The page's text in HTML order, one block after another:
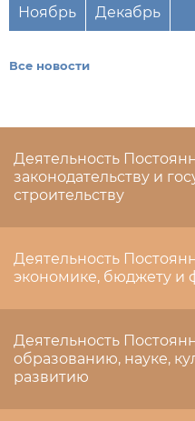
Ноябрь Декабрь
Все новости
Деятельность
законодательству и
строительству
Деятельность
экономике, бюджету и
Деятельность
образованию, науке,
развитию